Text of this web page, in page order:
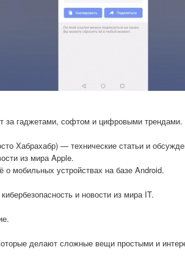
за гаджетами, софтом и цифровыми трендами.
Хабрахабр) — технические статьи и
из мира Apple.
мобильных устройствах на базе Android.
и новости из мира IT.
делают сложные вещи простыми и